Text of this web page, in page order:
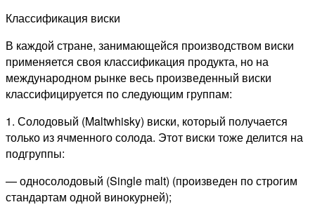
Классификация виски
В каждой стране, занимающейся производством виски
применяется своя классификация продукта, но на
международном рынке весь произведенный виски
классифицируется по следующим группам:
1. Солодовый (Maltwhisky) виски, который получается
только из ячменного солода. Этот виски тоже делится на
подгруппы:
— односолодовый (Single malt) (произведен по строгим
стандартам одной винокурней);